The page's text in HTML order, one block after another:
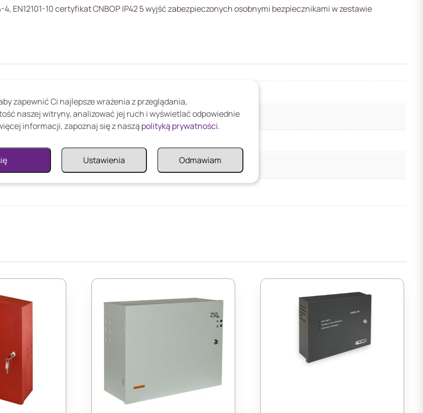
EN12101-10 certyfikat CNBOP IP42 5 wyjść zabezpieczonych osobnymi bezpiecznikami w zestawie
zapewnić Ci najlepsze wrażenia z przeglądania,
naszej witryny, analizować jej ruch i wyświetlać odpowiednie
informacji, zapoznaj się z naszą polityką prywatności.
Ustawienia Odmawiam